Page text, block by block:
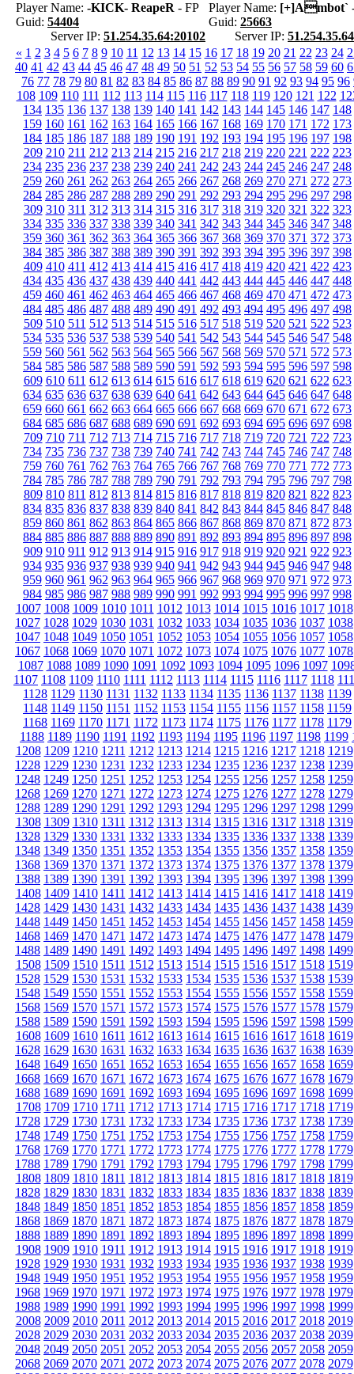
Player Name: -KICK- ReapeR - FP
Guid: 54404
Server IP: 51.254.35.64:20102
Player Name: [+]Ambot`
Guid: 25663
Server IP:
« 1 2 3 4 5 6 7 8 9 10 11 12 13 14 15 16 17 18 19 20 21 22 23 24
40 41 42 43 44 45 46 47 48 49 50 51 52 53 54 55 56 57 58 59 60
76 77 78 79 80 81 82 83 84 85 86 87 88 89 90 91 92 93 94 95 96
108 109 110 111 112 113 114 115 116 117 118 119 120 121 122
134 135 136 137 138 139 140 141 142 143 144 145 146 147 148
159 160 161 162 163 164 165 166 167 168 169 170 171 172 173
184 185 186 187 188 189 190 191 192 193 194 195 196 197 198
209 210 211 212 213 214 215 216 217 218 219 220 221 222 223
234 235 236 237 238 239 240 241 242 243 244 245 246 247 248
259 260 261 262 263 264 265 266 267 268 269 270 271 272 273
284 285 286 287 288 289 290 291 292 293 294 295 296 297 298
309 310 311 312 313 314 315 316 317 318 319 320 321 322 323
334 335 336 337 338 339 340 341 342 343 344 345 346 347 348
359 360 361 362 363 364 365 366 367 368 369 370 371 372 373
384 385 386 387 388 389 390 391 392 393 394 395 396 397 398
409 410 411 412 413 414 415 416 417 418 419 420 421 422 423
434 435 436 437 438 439 440 441 442 443 444 445 446 447 448
459 460 461 462 463 464 465 466 467 468 469 470 471 472 473
484 485 486 487 488 489 490 491 492 493 494 495 496 497 498
509 510 511 512 513 514 515 516 517 518 519 520 521 522 523
534 535 536 537 538 539 540 541 542 543 544 545 546 547 548
559 560 561 562 563 564 565 566 567 568 569 570 571 572 573
584 585 586 587 588 589 590 591 592 593 594 595 596 597 598
609 610 611 612 613 614 615 616 617 618 619 620 621 622 623
634 635 636 637 638 639 640 641 642 643 644 645 646 647 648
659 660 661 662 663 664 665 666 667 668 669 670 671 672 673
684 685 686 687 688 689 690 691 692 693 694 695 696 697 698
709 710 711 712 713 714 715 716 717 718 719 720 721 722 723
734 735 736 737 738 739 740 741 742 743 744 745 746 747 748
759 760 761 762 763 764 765 766 767 768 769 770 771 772 773
784 785 786 787 788 789 790 791 792 793 794 795 796 797 798
809 810 811 812 813 814 815 816 817 818 819 820 821 822 823
834 835 836 837 838 839 840 841 842 843 844 845 846 847 848
859 860 861 862 863 864 865 866 867 868 869 870 871 872 873
884 885 886 887 888 889 890 891 892 893 894 895 896 897 898
909 910 911 912 913 914 915 916 917 918 919 920 921 922 923
934 935 936 937 938 939 940 941 942 943 944 945 946 947 948
959 960 961 962 963 964 965 966 967 968 969 970 971 972 973
984 985 986 987 988 989 990 991 992 993 994 995 996 997 998
1007 1008 1009 1010 1011 1012 1013 1014 1015 1016 1017 1018
1027 1028 1029 1030 1031 1032 1033 1034 1035 1036 1037 1038
1047 1048 1049 1050 1051 1052 1053 1054 1055 1056 1057 1058
1067 1068 1069 1070 1071 1072 1073 1074 1075 1076 1077 1078
1087 1088 1089 1090 1091 1092 1093 1094 1095 1096 1097
1107 1108 1109 1110 1111 1112 1113 1114 1115 1116 1117 1118
1128 1129 1130 1131 1132 1133 1134 1135 1136 1137 1138 1139
1148 1149 1150 1151 1152 1153 1154 1155 1156 1157 1158 1159
1168 1169 1170 1171 1172 1173 1174 1175 1176 1177 1178 1179
1188 1189 1190 1191 1192 1193 1194 1195 1196 1197 1198 1199
1208 1209 1210 1211 1212 1213 1214 1215 1216 1217 1218 1219
1228 1229 1230 1231 1232 1233 1234 1235 1236 1237 1238 1239
1248 1249 1250 1251 1252 1253 1254 1255 1256 1257 1258 1259
1268 1269 1270 1271 1272 1273 1274 1275 1276 1277 1278 1279
1288 1289 1290 1291 1292 1293 1294 1295 1296 1297 1298 1299
1308 1309 1310 1311 1312 1313 1314 1315 1316 1317 1318 1319
1328 1329 1330 1331 1332 1333 1334 1335 1336 1337 1338 1339
1348 1349 1350 1351 1352 1353 1354 1355 1356 1357 1358 1359
1368 1369 1370 1371 1372 1373 1374 1375 1376 1377 1378 1379
1388 1389 1390 1391 1392 1393 1394 1395 1396 1397 1398 1399
1408 1409 1410 1411 1412 1413 1414 1415 1416 1417 1418 1419
1428 1429 1430 1431 1432 1433 1434 1435 1436 1437 1438 1439
1448 1449 1450 1451 1452 1453 1454 1455 1456 1457 1458 1459
1468 1469 1470 1471 1472 1473 1474 1475 1476 1477 1478 1479
1488 1489 1490 1491 1492 1493 1494 1495 1496 1497 1498 1499
1508 1509 1510 1511 1512 1513 1514 1515 1516 1517 1518 1519
1528 1529 1530 1531 1532 1533 1534 1535 1536 1537 1538 1539
1548 1549 1550 1551 1552 1553 1554 1555 1556 1557 1558 1559
1568 1569 1570 1571 1572 1573 1574 1575 1576 1577 1578 1579
1588 1589 1590 1591 1592 1593 1594 1595 1596 1597 1598 1599
1608 1609 1610 1611 1612 1613 1614 1615 1616 1617 1618 1619
1628 1629 1630 1631 1632 1633 1634 1635 1636 1637 1638 1639
1648 1649 1650 1651 1652 1653 1654 1655 1656 1657 1658 1659
1668 1669 1670 1671 1672 1673 1674 1675 1676 1677 1678 1679
1688 1689 1690 1691 1692 1693 1694 1695 1696 1697 1698 1699
1708 1709 1710 1711 1712 1713 1714 1715 1716 1717 1718 1719
1728 1729 1730 1731 1732 1733 1734 1735 1736 1737 1738 1739
1748 1749 1750 1751 1752 1753 1754 1755 1756 1757 1758 1759
1768 1769 1770 1771 1772 1773 1774 1775 1776 1777 1778 1779
1788 1789 1790 1791 1792 1793 1794 1795 1796 1797 1798 1799
1808 1809 1810 1811 1812 1813 1814 1815 1816 1817 1818 1819
1828 1829 1830 1831 1832 1833 1834 1835 1836 1837 1838 1839
1848 1849 1850 1851 1852 1853 1854 1855 1856 1857 1858 1859
1868 1869 1870 1871 1872 1873 1874 1875 1876 1877 1878 1879
1888 1889 1890 1891 1892 1893 1894 1895 1896 1897 1898 1899
1908 1909 1910 1911 1912 1913 1914 1915 1916 1917 1918 1919
1928 1929 1930 1931 1932 1933 1934 1935 1936 1937 1938 1939
1948 1949 1950 1951 1952 1953 1954 1955 1956 1957 1958 1959
1968 1969 1970 1971 1972 1973 1974 1975 1976 1977 1978 1979
1988 1989 1990 1991 1992 1993 1994 1995 1996 1997 1998 1999
2008 2009 2010 2011 2012 2013 2014 2015 2016 2017 2018 2019
2028 2029 2030 2031 2032 2033 2034 2035 2036 2037 2038 2039
2048 2049 2050 2051 2052 2053 2054 2055 2056 2057 2058 2059
2068 2069 2070 2071 2072 2073 2074 2075 2076 2077 2078 2079